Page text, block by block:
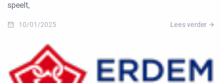
speelt,
10/01/2025 Lees verder